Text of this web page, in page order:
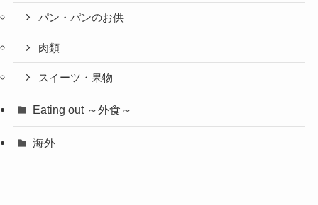
パン・パンのお供
肉類
スイーツ・果物
Eating out ～外食～
海外